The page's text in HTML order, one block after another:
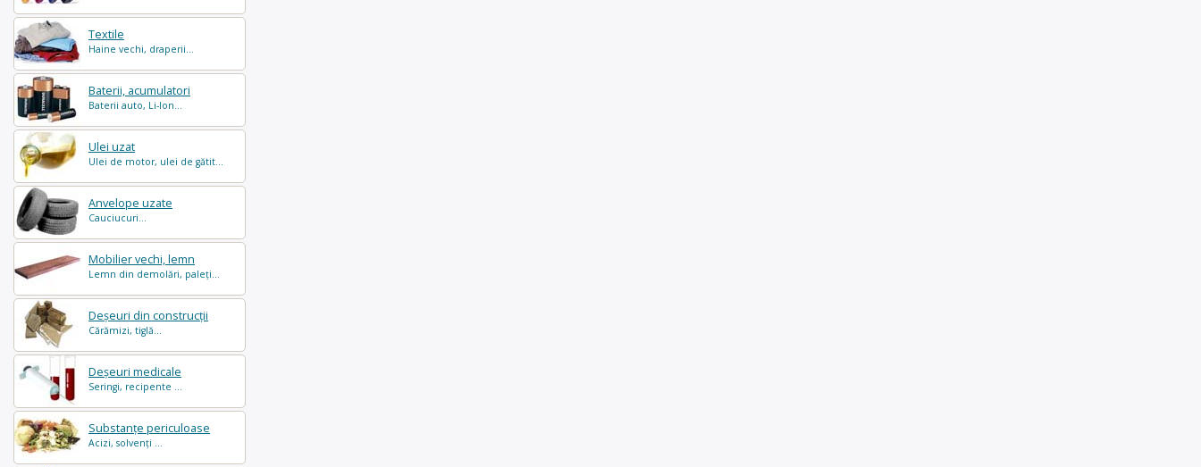
Textile
Haine vechi, draperii...
Baterii, acumulatori
Baterii auto, Li-Ion...
Ulei uzat
Ulei de motor, ulei de gătit...
Anvelope uzate
Cauciucuri...
Mobilier vechi, lemn
Lemn din demolări, paleți...
Deșeuri din construcții
Cărămizi, tiglă...
Deșeuri medicale
Seringi, recipente ...
Substanțe periculoase
Acizi, solvenți ...